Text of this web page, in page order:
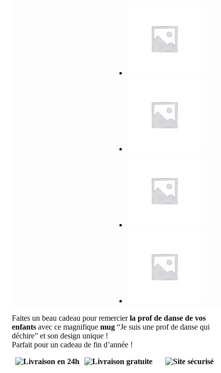
Faites un beau cadeau pour remercierla prof de danse de vos
enfants avec ce magnifique mug “Je suis une prof de danse qui
déchire” et son design unique !
Parfait pour un cadeau de fin d’année !